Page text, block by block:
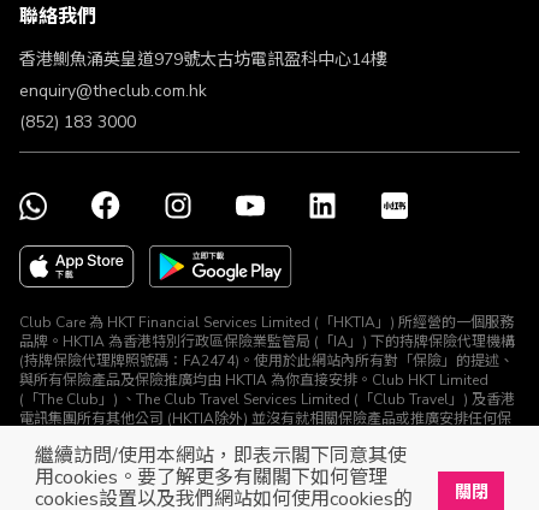
繼續訪問/使用本網站，即表示閣下同意其使
用cookies。要了解更多有關閣下如何管理
cookies設置以及我們網站如何使用cookies的
關閉
不歧視及不騷擾聲明
認可牌照及通告
聯絡我們
香港鰂魚涌英皇道979號太古坊電訊盈科中心14樓
enquiry@theclub.com.hk
(852) 183 3000
Club Care 為 HKT Financial Services Limited (「HKTIA」) 所經營的一個服務
品牌。HKTIA 為香港特別行政區保險業監管局 (「IA」) 下的持牌保險代理機構
(持牌保險代理牌照號碼：FA2474)。使用於此網站內所有對「保險」的提述、
與所有保險產品及保險推廣均由 HKTIA 為你直接安排。Club HKT Limited
(「The Club」) 、The Club Travel Services Limited (「Club Travel」) 及香港
電訊集團所有其他公司 (HKTIA除外) 並沒有就相關保險產品或推廣安排任何保
© The Club 2026. 保留所有權利
立即下載The Club手機app